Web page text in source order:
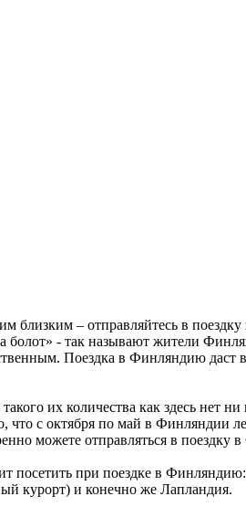
близким – отправляйтесь в
болот» - так называют жители
Поездка в Финляндию
их количества как здесь нет
что с октября по май в Финляндии
можете отправляться в поездку
посетить при поездке в
курорт) и конечно же Лапландия.